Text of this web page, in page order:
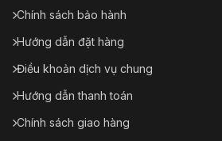
Chính sách bảo hành
Hướng dẫn đặt hàng
Điều khoản dịch vụ chung
Hướng dẫn thanh toán
Chính sách giao hàng